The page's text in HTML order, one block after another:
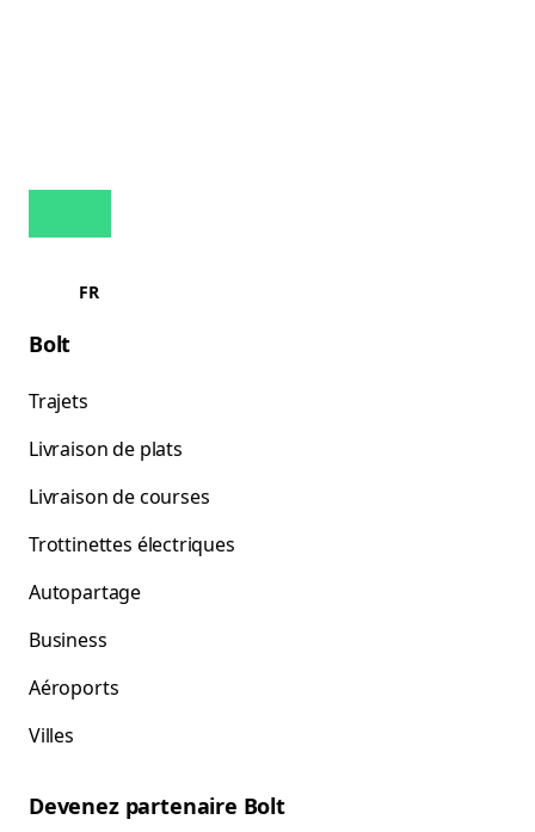
FR
Bolt
Trajets
Livraison de plats
Livraison de courses
Trottinettes électriques
Autopartage
Business
Aéroports
Villes
Devenez partenaire Bolt